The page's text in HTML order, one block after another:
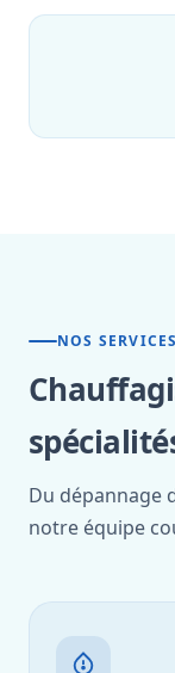
NOS SERVICES
Du dépannage
notre équipe